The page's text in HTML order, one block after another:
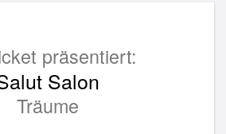
präsentiert:
Salon
Träume